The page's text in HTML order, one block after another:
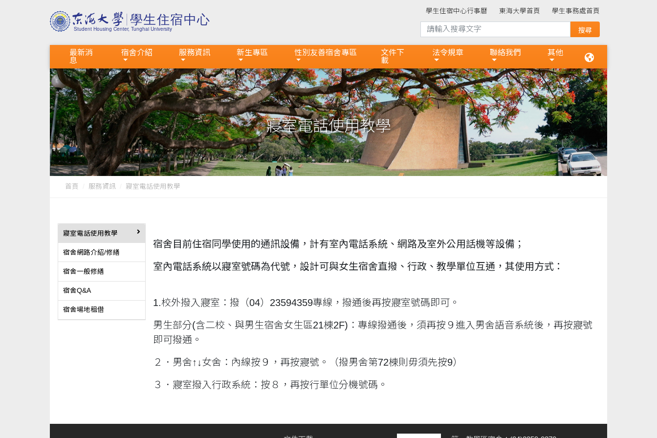
學生住宿中心行事曆 東海大學首頁 學生事務處首頁
最新消
息
宿舍介紹 服務資訊 新生專區 性別友善宿舍專區
文件下
載
法令規章 聯絡我們 其他
寢室電話使用教學
首頁 服務資訊 寢室電話使用教學
寢室電話使用教學
宿舍網路介紹/修繕
宿舍一般修繕
宿舍Q&A
宿舍場地租借
宿舍目前住宿同學使用的通訊設備，計有室內電話系統、網路及室外公用話機等設備；
室內電話系統以寢室號碼為代號，設計可與女生宿舍直撥、行政、教學單位互通，其使用方式：
1.校外撥入寢室：撥（04）23594359專線，撥通後再按寢室號碼即可。
男生部分(含二校、與男生宿舍女生區21棟2F)：專線撥通後，須再按９進入男舍語音系統後，再按寢號
即可撥通。
２．男舍↑↓女舍：內線按９，再按寢號。（撥男舍第72棟則毋須先按9）
３．寢室撥入行政系統：按８，再按行單位分機號碼。